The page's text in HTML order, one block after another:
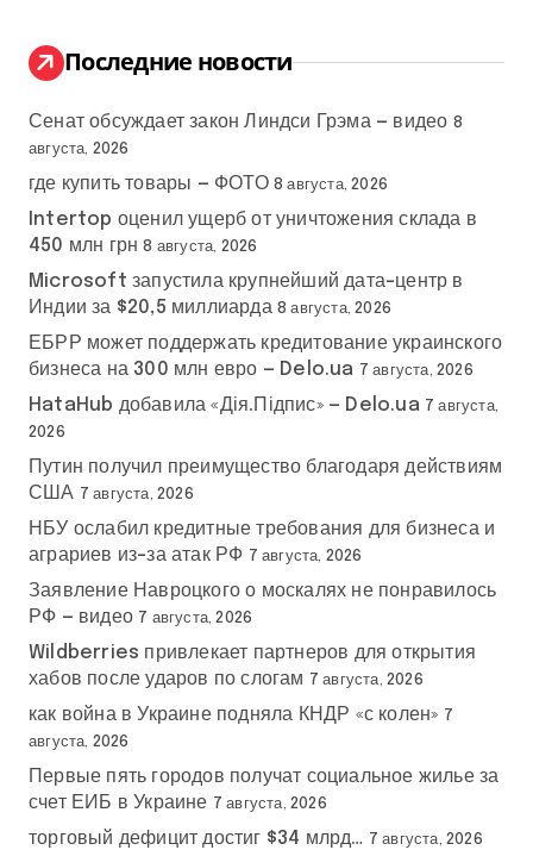
:
Последние новости
Сенат обсуждает закон Линдси Грэма — видео 8
августа, 2026
где купить товары — ФОТО 8 августа, 2026
Intertop оценил ущерб от уничтожения склада в
450 млн грн 8 августа, 2026
Microsoft запустила крупнейший дата-центр в
Индии за $20,5 миллиарда 8 августа, 2026
ЕБРР может поддержать кредитование украинского
бизнеса на 300 млн евро — Delo.ua 7 августа, 2026
HataHub добавила «Дія.Підпис» — Delo.ua 7 августа,
2026
Путин получил преимущество благодаря действиям
США 7 августа, 2026
НБУ ослабил кредитные требования для бизнеса и
аграриев из-за атак РФ 7 августа, 2026
Заявление Навроцкого о москалях не понравилось
РФ — видео 7 августа, 2026
Wildberries привлекает партнеров для открытия
хабов после ударов по слогам 7 августа, 2026
как война в Украине подняла КНДР «с колен» 7
августа, 2026
Первые пять городов получат социальное жилье за
счет ЕИБ в Украине 7 августа, 2026
торговый дефицит достиг $34 млрд… 7 августа, 2026